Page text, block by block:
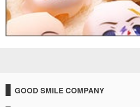
GOOD SMILE COMPANY